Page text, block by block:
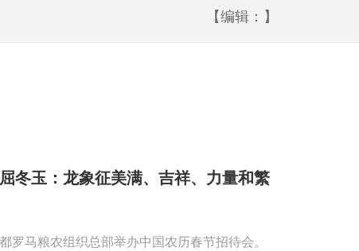
【编辑：】
冬玉：龙象征美满、吉祥、力量和繁
马粮农组织总部举办中国农历春节招待会。